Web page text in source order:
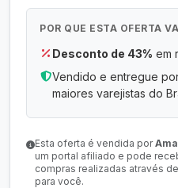
POR QUE ESTA OFERTA
Desconto de 43% em
Vendido e entregue
maiores varejistas do
Esta oferta é vendida por
um portal afiliado e pode
compras realizadas através
para você.